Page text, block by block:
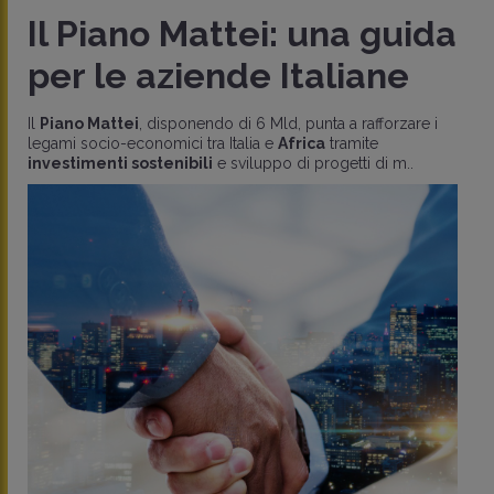
Il Piano Mattei: una guida
per le aziende Italiane
Piano Mattei , disponendo di 6 Mld, punta a rafforzare i
legami socio-economici tra Italia e Africa tramite
investimenti sostenibili e sviluppo di progetti di m..